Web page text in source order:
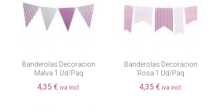
Banderolas Decoracion
Malva 1 Ud/paq
4,35 € iva incl.
Banderolas Decoracion
Rosa 1 Ud/paq
4,35 € iva incl.